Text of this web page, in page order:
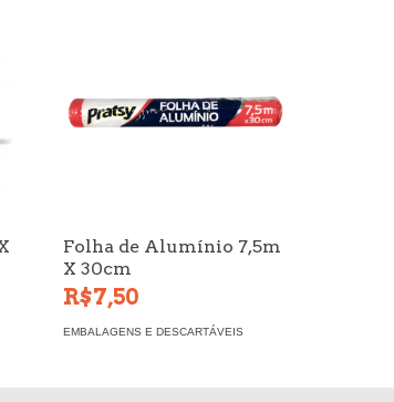
Folha de Alumínio 7,5m
X 30cm
R$7,50
EMBALAGENS E DESCARTÁVEIS